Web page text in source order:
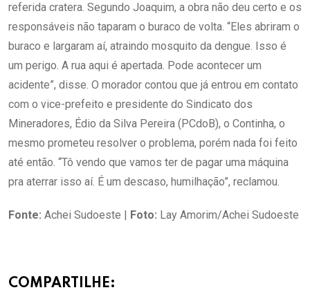
referida cratera. Segundo Joaquim, a obra não deu certo e os
responsáveis não taparam o buraco de volta. “Eles abriram o
buraco e largaram aí, atraindo mosquito da dengue. Isso é
um perigo. A rua aqui é apertada. Pode acontecer um
acidente”, disse. O morador contou que já entrou em contato
com o vice-prefeito e presidente do Sindicato dos
Mineradores, Édio da Silva Pereira (PCdoB), o Continha, o
mesmo prometeu resolver o problema, porém nada foi feito
até então. “Tô vendo que vamos ter de pagar uma máquina
pra aterrar isso aí. É um descaso, humilhação”, reclamou.
Fonte: Achei Sudoeste | Foto: Lay Amorim/Achei Sudoeste
COMPARTILHE: